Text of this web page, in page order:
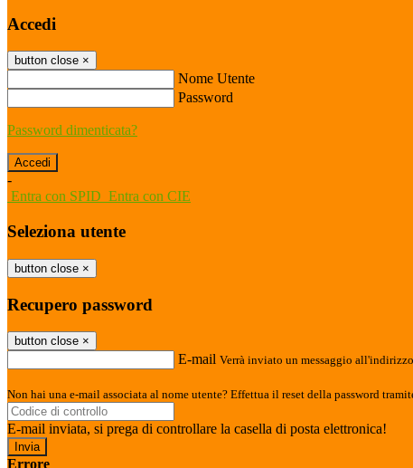
Accedi
button close ×
Nome Utente
Password
Password dimenticata?
-
Entra con SPID Entra con CIE
Seleziona utente
button close ×
Recupero password
button close ×
E-mail Verrà inviato un messaggio
Non hai una e-mail associata al nome utente? Effettua il reset della password
E-mail inviata, si prega di controllare la casella di posta elettronica!
Errore